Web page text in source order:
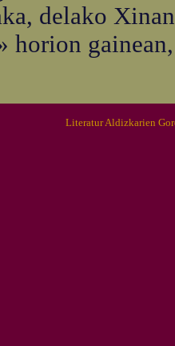
delako
horion
Literatur Aldizkarien